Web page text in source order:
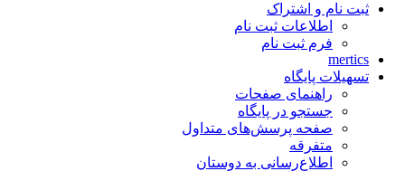
ثبت نام و اشتراک
اطلاعات ثبت نام
فرم ثبت نام
mertics
تسهیلات پایگاه
راهنمای صفحات
جستجو در پایگاه
صفحه پرسش‌های متداول
متفرقه
اطلاع‌رسانی به دوستان